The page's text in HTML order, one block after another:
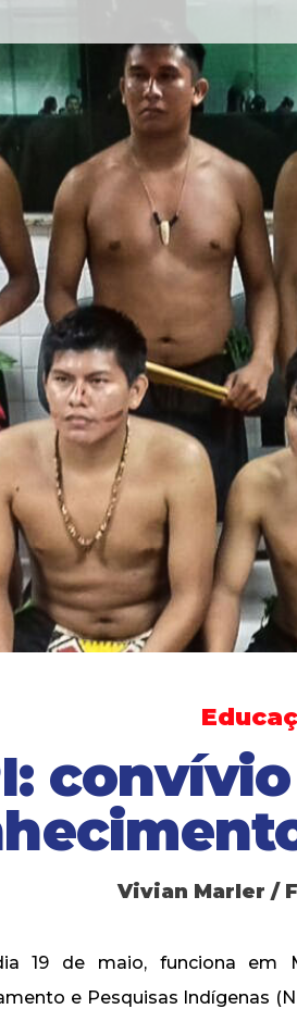
Vivian Marler /
19 de maio, funciona em
e Pesquisas Indígenas